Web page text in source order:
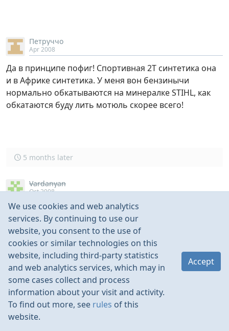
Петруччо
Apr 2008
Да в принципе пофиг! Спортивная 2Т синтетика она
и в Африке синтетика. У меня вон бензинычи
нормально обкатываются на минералке STIHL, как
обкатаются буду лить мотюль скорее всего!
5 months later
Vardanyan
Oct 2008
Ребята а что вы думяете про эти масла ?
www.klotzlube.com/storeCats.asp?ci=8
5 months later
AVO
We use cookies and web analytics
services. By continuing to use our
website, you consent to the use of
cookies or similar technologies on this
website, including third-party statistics
and web analytics services, which may in
some cases collect and process
information about your visit and activity.
To find out more, see rules of this
website.
Accept